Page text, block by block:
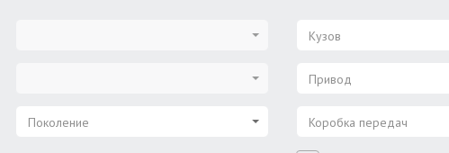
Поколение
Кузов
Привод
Коробка передач